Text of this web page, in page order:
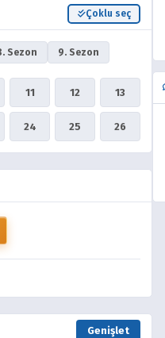
Çoklu seç
Sezon 9. Sezon
11 12 13
24 25 26
Genişlet